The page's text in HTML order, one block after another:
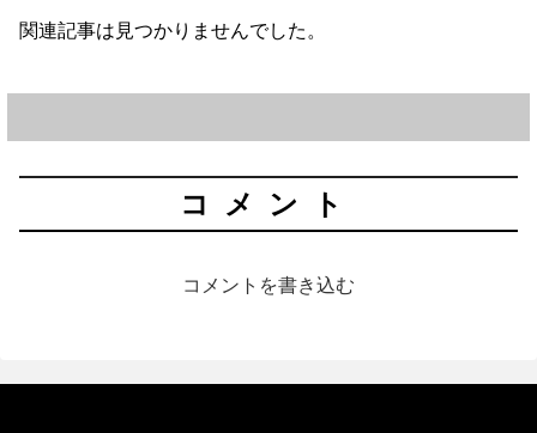
関連記事は見つかりませんでした。
コメント
コメントを書き込む